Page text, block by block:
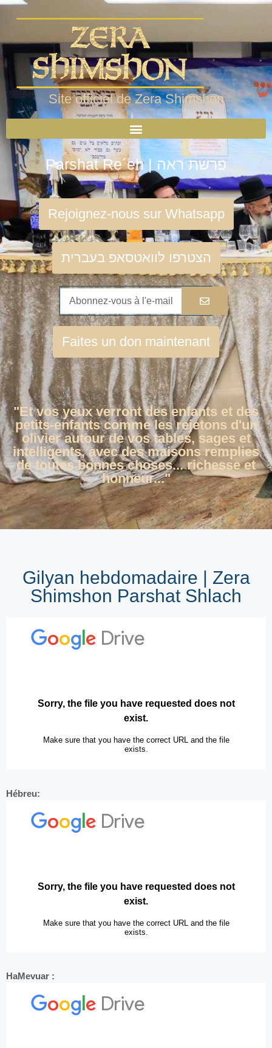
Site officiel de Zera Shimshon
Parshat Re´eh | פרשת ראה
Rejoignez-nous sur Whatsapp
הצטרפו לוואטסאפ בעברית
Faites un don maintenant
"Et vos yeux verront des enfants et des
petits-enfants comme les rejetons d'un
olivier autour de vos tables, sages et
intelligents, avec des maisons remplies
de toutes bonnes choses... richesse et
honneur..."
Gilyan hebdomadaire | Zera
Shimshon Parshat Shlach
Hébreu:
HaMevuar :